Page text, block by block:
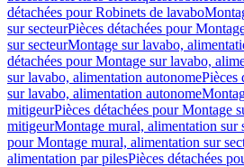
détachées pour Robinets de lavabo
sur secteurPièces détachées pour
sur secteurMontage sur lavabo,
détachées pour Montage sur lavabo,
sur lavabo, alimentation autonomePièces
sur lavabo, alimentation autonome
mitigeurPièces détachées pour Montage
mitigeurMontage mural, alimentation sur
pour Montage mural, alimentation sur
alimentation par pilesPièces détachées